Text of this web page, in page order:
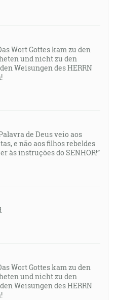
Wort Gottes kam zu den
und nicht zu den
Weisungen des HERRN
de Deus veio aos
e não aos filhos rebeldes
às instruções do SENHOR!”
Wort Gottes kam zu den
und nicht zu den
Weisungen des HERRN